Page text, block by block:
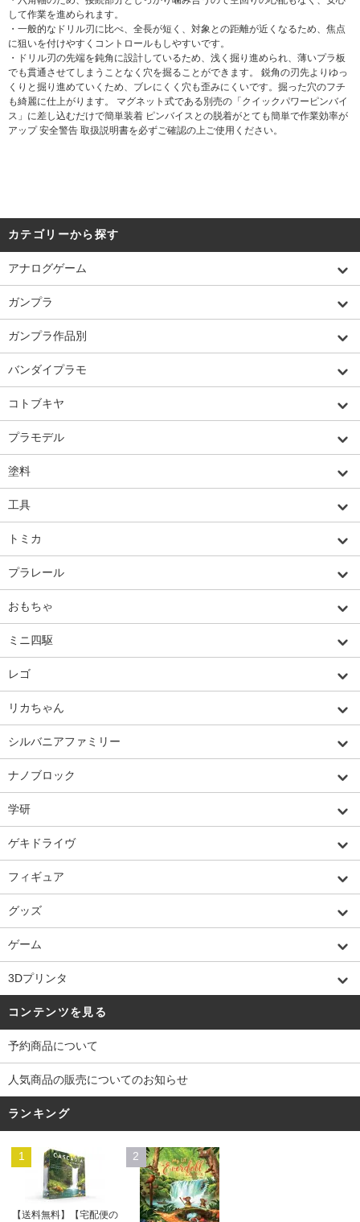
して作業を進められます。
・一般的なドリル刃に比べ、全長が短く、対象との距離が近くなるため、焦点
に狙いを付けやすくコントロールもしやすいです。
・ドリル刃の先端を鈍角に設計しているため、浅く掘り進められ、薄いプラ板
でも貫通させてしまうことなく穴を掘ることができます。 鋭角の刃先よりゆっ
くりと掘り進めていくため、ブレにくく穴も歪みにくいです。掘った穴のフチ
も綺麗に仕上がります。 マグネット式である別売の「クイックパワーピンバイ
ス」に差し込むだけで簡単装着 ピンバイスとの脱着がとても簡単で作業効率が
アップ 安全警告 取扱説明書を必ずご確認の上ご使用ください。
カテゴリーから探す
アナログゲーム
ガンプラ
ガンプラ作品別
バンダイプラモ
コトブキヤ
プラモデル
塗料
工具
トミカ
プラレール
おもちゃ
ミニ四駆
レゴ
リカちゃん
シルバニアファミリー
ナノブロック
学研
ゲキドライヴ
フィギュア
グッズ
ゲーム
3Dプリンタ
コンテンツを見る
予約商品について
人気商品の販売についてのお知らせ
ランキング
1
【送料無料】【宅配便の
2